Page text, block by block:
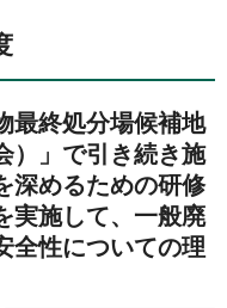
最終処分場候補地
）」で引き続き施
深めるための研修
実施して、一般廃
全性についての理